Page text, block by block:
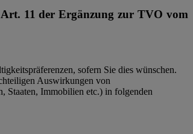
11 der Ergänzung zur TVO vom
sofern Sie dies wünschen.
Auswirkungen von
Staaten, Immobilien etc.) in folgenden